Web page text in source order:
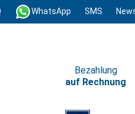
WhatsApp SMS
Bezahlung
auf Rechnung